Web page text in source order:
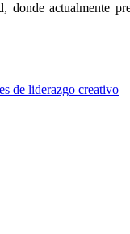
actualmente
de liderazgo creativo